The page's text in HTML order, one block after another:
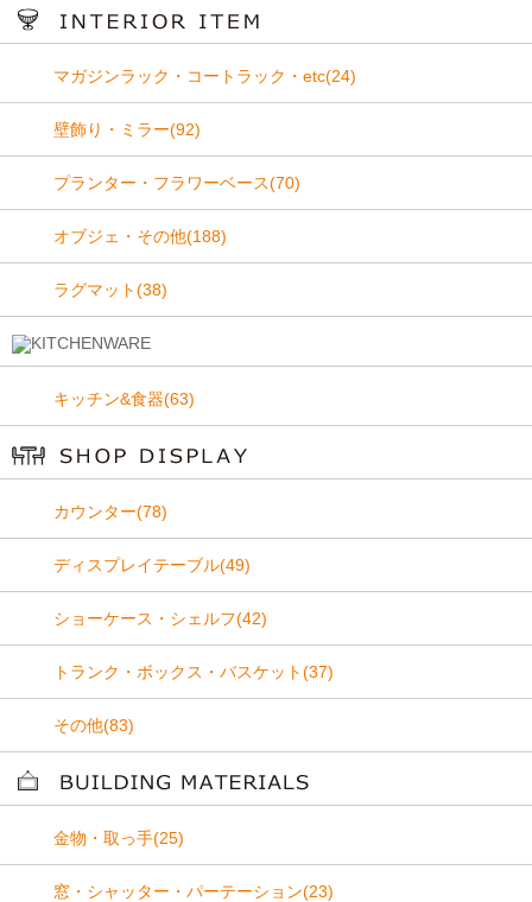
マガジンラック・コートラック・etc(24)
壁飾り・ミラー(92)
プランター・フラワーベース(70)
オブジェ・その他(188)
ラグマット(38)
キッチン&食器(63)
カウンター(78)
ディスプレイテーブル(49)
ショーケース・シェルフ(42)
トランク・ボックス・バスケット(37)
その他(83)
金物・取っ手(25)
窓・シャッター・パーテーション(23)